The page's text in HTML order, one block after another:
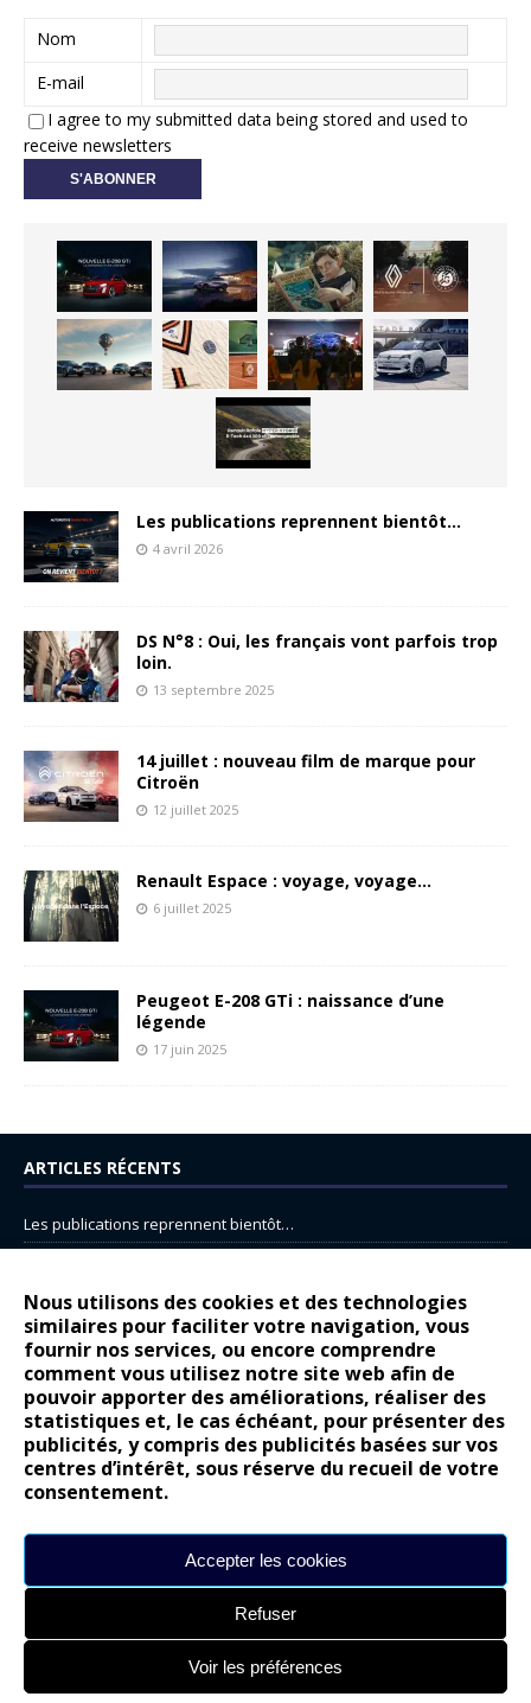
Nous utilisons des cookies et des technologies
similaires pour faciliter votre navigation, vous
fournir nos services, ou encore comprendre
comment vous utilisez notre site web afin de
pouvoir apporter des améliorations, réaliser des
statistiques et, le cas échéant, pour présenter des
publicités, y compris des publicités basées sur vos
centres d’intérêt, sous réserve du recueil de votre
consentement.
Accepter les cookies
Refuser
Voir les préférences
Nom
E-mail
I agree to my submitted data being stored and used to
receive newsletters
Les publications reprennent bientôt…
4 avril 2026
DS N°8 : Oui, les français vont parfois trop
loin.
13 septembre 2025
14 juillet : nouveau film de marque pour
Citroën
12 juillet 2025
Renault Espace : voyage, voyage…
6 juillet 2025
Peugeot E-208 GTi : naissance d’une
légende
17 juin 2025
ARTICLES RÉCENTS
Les publications reprennent bientôt…
14 juillet : nouveau film de marque pour Citroën
Renault Espace : voyage, voyage…
Peugeot E-208 GTi : naissance d’une légende
COMMENTAIRES RÉCENTS
Bernard DardartdansDacia Sandero : pour les gens vrais
Alpine A290 : L’irrésistible attraction de la légèreté
leroydansLancia Ypsilon : naturellement envoûtante ?
Nouvelle Opel Corsa : Yes of Corsa !
Site réalisé parAlexandre Hamed